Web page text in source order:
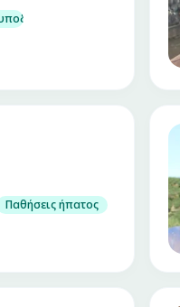
Παθήσεις ήπατος